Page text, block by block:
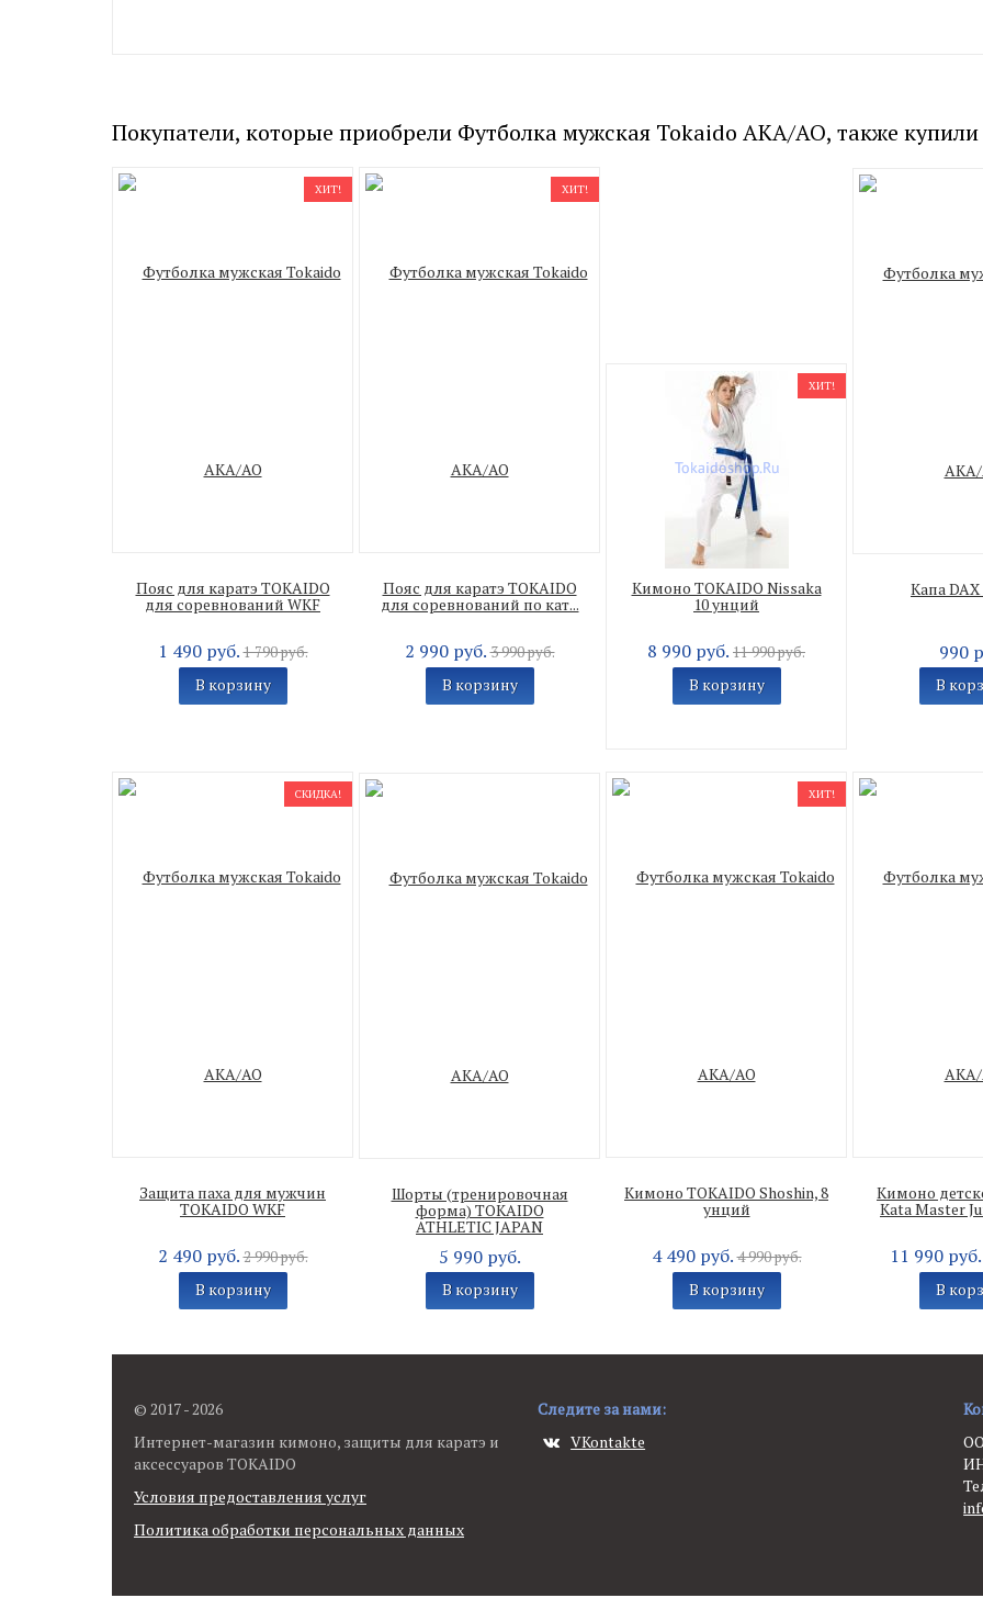
Покупатели, которые приобрели Футболка мужская Tokaido AKA/AO, также купили
ХИТ!
Пояс для каратэ TOKAIDO
для соревнований WKF
1 490 руб.1 790 руб.
В корзину
ХИТ!
Пояс для каратэ TOKAIDO
для соревнований по кат...
2 990 руб.3 990 руб.
В корзину
ХИТ!
Кимоно TOKAIDO Nissaka
10 унций
8 990 руб. 11 990 руб.
В корзину
Капа
990
В
СКИДКА!
Защита паха для мужчин
TOKAIDO WKF
2 490 руб.2 990 руб.
В корзину
Шорты (тренировочная
форма) TOKAIDO
ATHLETIC JAPAN
5 990 руб.
В корзину
ХИТ!
Кимоно TOKAIDO Shoshin, 8
унций
4 490 руб.4 990 руб.
В корзину
Кимоно
Kata Master
11 990
В
© 2017 - 2026
Интернет-магазин кимоно, защиты для каратэ и
аксессуаров TOKAIDO
Условия предоставления услуг
Политика обработки персональных данных
Следите за нами:
VKontakte